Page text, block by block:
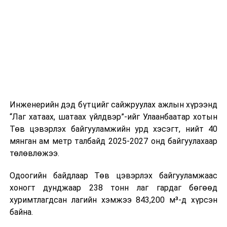
өдөр тутмын ажлын бэлэн байдлыг хангах зэрэг
практик ур чадварыг сургалтын хөтөлбөрт тусгажээ.
Сургалтыг танилцуулах лекц, асуулт-хариулт,
жишээнд суурилсан сургалт, багаар ажиллах дасгал,
танилцах, онцгой нөхцөлд ажиллах дадлага зэрэг
онол, практик хосолсон хэлбэрээр зохион байгуулж
байна.
Инженерийн дэд бүтцийг сайжруулах ажлын хүрээнд
“Лаг хатаах, шатаах үйлдвэр”-ийг Улаанбаатар хотын
Төв цэвэрлэх байгууламжийн урд хэсэгт, нийт 40
мянган ам метр талбайд 2025-2027 онд байгуулахаар
төлөвлөжээ.
Одоогийн байдлаар Төв цэвэрлэх байгууламжаас
хоногт дунджаар 238 тонн лаг гардаг бөгөөд
хуримтлагдсан лагийн хэмжээ 843,200 м³-д хүрсэн
байна.